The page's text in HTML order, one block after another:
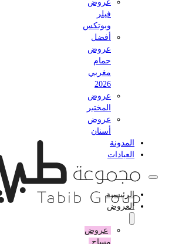
عروض
وبوتكس
أفضل
عروض
حمام
مغربي
عروض
المختبر
عروض
أسنان
المدونة
العيادات
الرئيسية
العروض
عروض
مساج